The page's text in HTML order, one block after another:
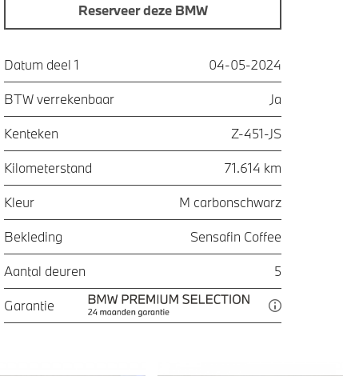
Reserveer deze BMW
Datum deel 1 04-05-2024
BTW verrekenbaar Ja
Kenteken Z-451-JS
Kilometerstand 71.614 km
Kleur M carbonschwarz
Bekleding Sensafin Coffee
Aantal deuren 5
Garantie